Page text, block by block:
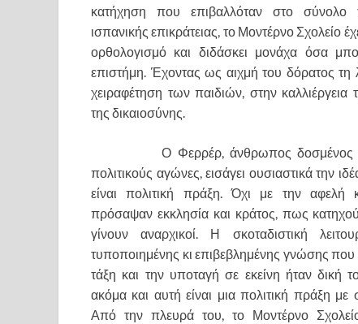
κατήχηση που επιβαλλόταν στο σύνολο
ισπανικής επικράτειας, το Μοντέρνο Σχολείο
ορθολογισμό και διδάσκει μονάχα όσα
επιστήμη. Έχοντας ως αιχμή του δόρατος τη
χειραφέτηση των παιδιών, στην καλλιέργεια
της δικαιοσύνης.
Ο Φερρέρ, άνθρωπος δοσμένος σε
πολιτικούς αγώνες, εισάγει ουσιαστικά την
είναι πολιτική πράξη. Όχι με την αφελή
πρόσαψαν εκκλησία και κράτος, πως
γίνουν αναρχικοί. Η σκοταδιστική
τυποποιημένης κι επιβεβλημένης γνώσης που
τάξη και την υποταγή σε εκείνη ήταν δική
ακόμα και αυτή είναι μια πολιτική πράξη με
Από την πλευρά του, το Μοντέρνο